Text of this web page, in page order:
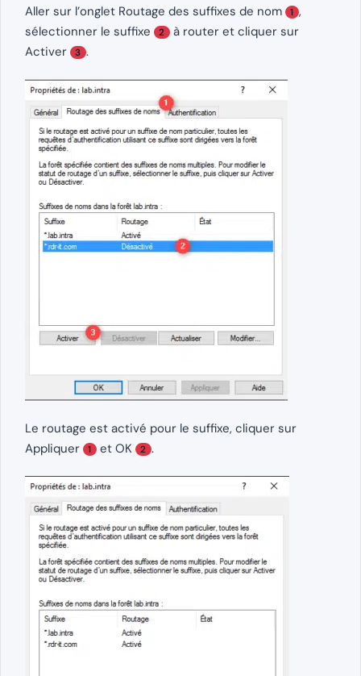
Aller sur l’onglet Routage des suffixes de nom 1 ,
sélectionner le suffixe
2 à router et cliquer sur
Activer
3 .
Le routage est activé pour le suffixe, cliquer sur
Appliquer
1 et OK 2 .